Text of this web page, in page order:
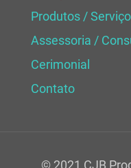
Produtos /
Assessoria /
Cerimonial
Contato
© 2021 CJB